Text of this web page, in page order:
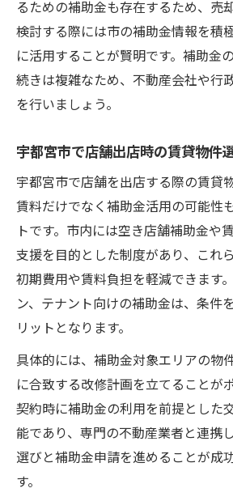
るための補助金も存在するため、売
検討する際には市の補助金情報を積
に活用することが賢明です。補助金
続きは複雑なため、不動産会社や行
を行いましょう。
宇都宮市で店舗出店時の賃貸物件
宇都宮市で店舗を出店する際の賃貸
賃料だけでなく補助金活用の可能性
トです。市内には空き店舗補助金や
支援を目的とした制度があり、これ
初期費用や賃料負担を軽減できます
ン、テナント向けの補助金は、条件
リットとなります。
具体的には、補助金対象エリアの物
に合致する改修計画を立てることが
契約時に補助金の利用を前提とした
能であり、専門の不動産業者と連携
選びと補助金申請を進めることが成
す。